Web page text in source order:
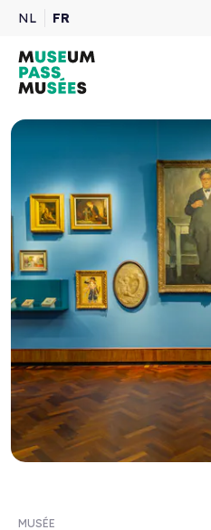
NL FR
MUSÉE